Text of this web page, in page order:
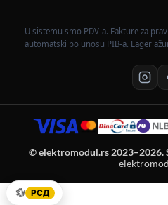
U sistemu smo PDV-a. Fakture za
automatski po unosu PIB-a. Lager
© elektromodul.rs 2023–2026.
💱 РСД